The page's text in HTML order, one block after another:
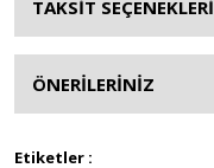
TAKSİT SEÇENEKLERİ
ÖNERİLERİNİZ
Etiketler :